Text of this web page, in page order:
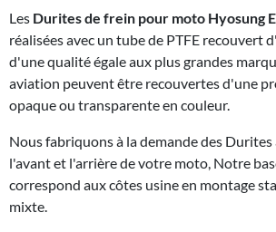
Les Durites de frein pour moto Hyosung
réalisées avec un tube de PTFE recouvert
d'une qualité égale aux plus grandes
aviation peuvent être recouvertes d'une
opaque ou transparente en couleur.
Nous fabriquons à la demande des
l'avant et l'arrière de votre moto, Notre
correspond aux côtes usine en montage
mixte.